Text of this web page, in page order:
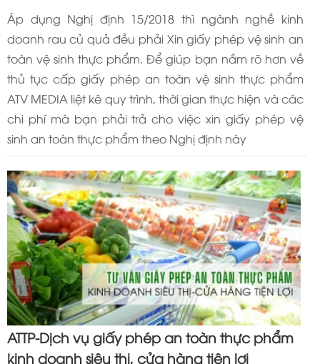
Áp dụng Nghị định 15/2018 thì ngành nghề kinh
doanh rau củ quả đều phải Xin giấy phép vệ sinh an
toàn vệ sinh thực phẩm. Để giúp bạn nắm rõ hơn về
thủ tục cấp giấy phép an toàn vệ sinh thực phẩm
ATV MEDIA liệt kê quy trình, thời gian thực hiện và các
chi phí mà bạn phải trả cho việc xin giấy phép vệ
sinh an toàn thực phẩm theo Nghị định này
ATTP-Dịch vụ giấy phép an toàn thực phẩm
kinh doanh siêu thị, cửa hàng tiện lợi